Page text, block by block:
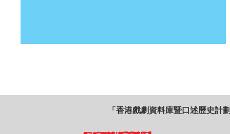
「香港戲劇資料庫暨口述歷史計